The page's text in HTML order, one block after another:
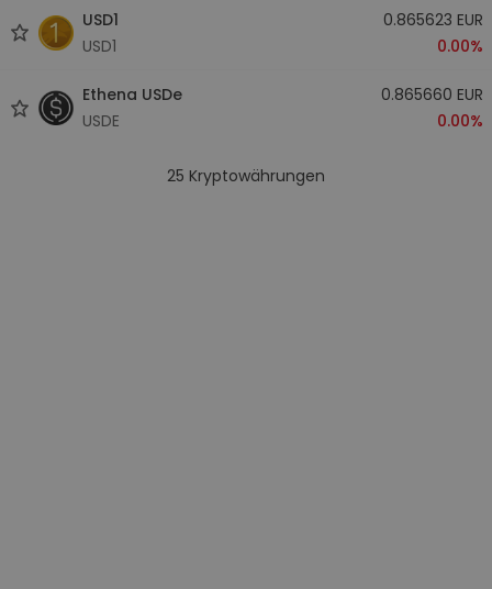
USD1
USD1
0.865623 EUR
0.00%
Ethena USDe
USDE
0.865660 EUR
0.00%
25 Kryptowährungen